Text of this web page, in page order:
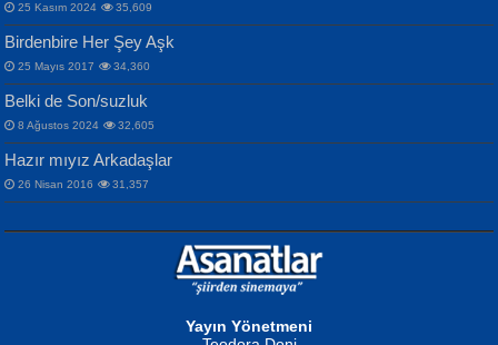
MAHMUT GÜRBÜZ
İbrahim Olmak ve Bitirebilmek...
NURAN KÖSE BAYDAR
Songül Özel
Mahzen...
Ben Deniz Değilim ki...
NAZIM HİKMET RAN
Bir Cezaevinde, Tecritteki Adamın
Mektupları...
25 Kasım 2024 35,609
Birdenbire Her Şey Aşk
25 Mayıs 2017 34,360
Belki de Son/suzluk
8 Ağustos 2024 32,605
Hazır mıyız Arkadaşlar
26 Nisan 2016 31,357
Yayın Yönetmeni